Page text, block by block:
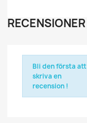
RECENSIONER
Bli den första att
skriva en
recension !